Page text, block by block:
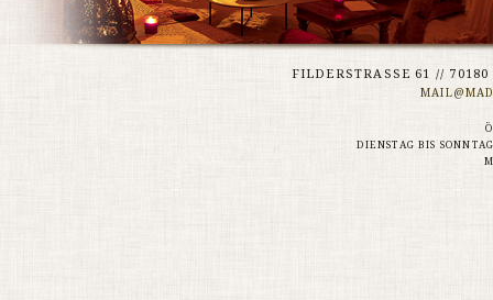
FILDERSTRASSE 61 //
DIENSTAG BIS